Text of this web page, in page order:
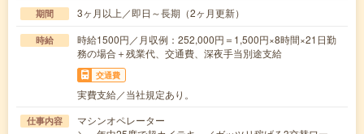
期間 3ヶ月以上／即日～長期（2ヶ月更新）
時給
時給1500円／月収例：252,000円＝1,500円×8時間×21日勤
務の場合＋残業代、交通費、深夜手当別途支給
交通費
実費支給／当社規定あり。
仕事内容
マシンオペレーター